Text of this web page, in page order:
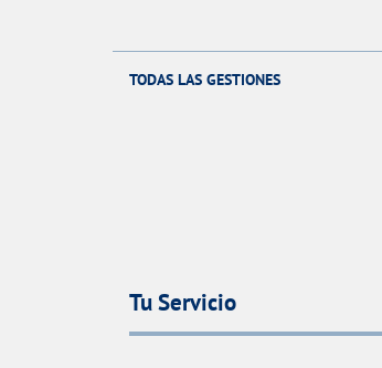
TODAS LAS GESTIONES
Tu Servicio